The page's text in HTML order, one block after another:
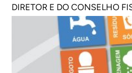
DIRETOR E DO CONSELHO